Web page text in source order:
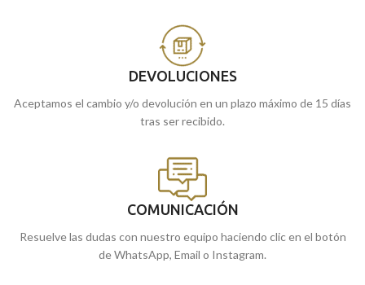
DEVOLUCIONES
Aceptamos el cambio y/o devolución en un plazo máximo de 15 días
tras ser recibido.
COMUNICACIÓN
Resuelve las dudas con nuestro equipo haciendo clic en el botón
de WhatsApp, Email o Instagram.